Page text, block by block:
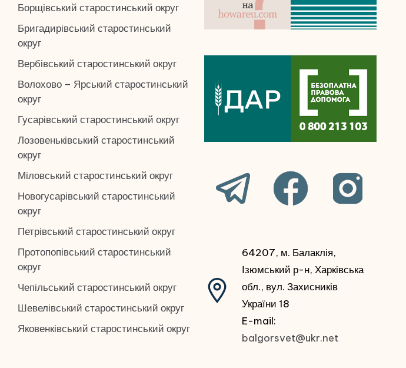
Борщівський старостинський округ
Бригадирівський старостинський
округ
Вербівський старостинський округ
Волохово – Ярський старостинський
округ
Гусарівський старостинський округ
Лозовеньківський старостинський
округ
Міловський старостинський округ
Новогусарівський старостинський
округ
Петрівський старостинський округ
Протопопівський старостинський
округ
Чепільський старостинський округ
Шевелівський старостинський округ
Яковенківський старостинський округ
64207, м. Балаклія,
Ізюмський р-н, Харківська
обл., вул. Захисників
України 18
E-mail:
balgorsvet@ukr.net